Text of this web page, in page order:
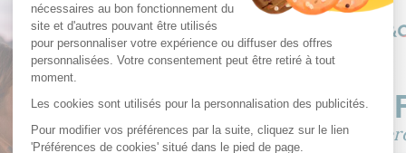
nécessaires au bon fonctionnement du
site et d'autres pouvant être utilisés
pour personnaliser votre expérience ou diffuser des offres
personnalisées. Votre consentement peut être retiré à tout
moment.
Les cookies sont utilisés pour la personnalisation des publicités.
Pour modifier vos préférences par la suite, cliquez sur le lien
'Préférences de cookies' situé dans le pied de page.
Sans gluten Sans gélatine
-10%
Sur votre